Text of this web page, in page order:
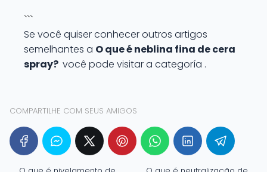
```
Se você quiser conhecer outros artigos
semelhantes a O que é neblina fina de cera
spray? você pode visitar a categoría .
COMPARTILHE COM SEUS AMIGOS